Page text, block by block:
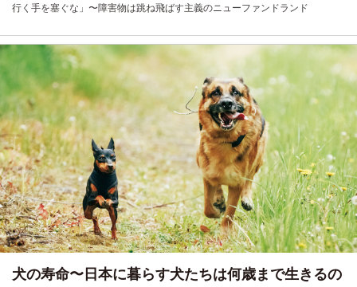
行く手を塞ぐな」〜障害物は跳ね飛ばす主義のニューファンドランド
犬の寿命〜日本に暮らす犬たちは何歳まで生きるの